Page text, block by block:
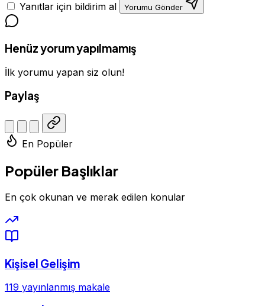
Yanıtlar için bildirim al Yorumu Gönder
Henüz yorum yapılmamış
İlk yorumu yapan siz olun!
Paylaş
En Popüler
Popüler Başlıklar
En çok okunan ve merak edilen konular
Kişisel Gelişim
119 yayınlanmış makale